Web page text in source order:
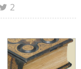
2